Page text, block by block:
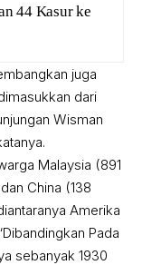
44 Kasur ke
juga
dari
Wisman
Malaysia (891
China (138
Amerika
Pada
sebanyak 1930